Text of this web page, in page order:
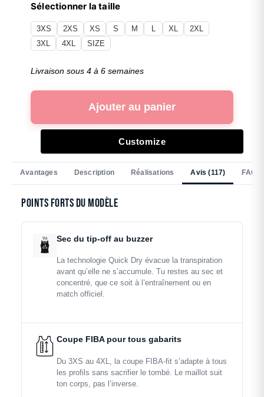
Sélectionner la taille
3XS 2XS XS S M L XL
2XL
3XL
4XL SIZE
Livraison sous 4 à 6 semaines
Ajouter au panier
Customize
Avantages Description Réalisations Avis (117) FAQ
Points forts du modèle
Sec du tip-off au buzzer
La technologie Quick Dry évacue la transpiration
avant qu’elle ne s’accumule. Tu restes au sec et
concentré, que ce soit à l’entraînement ou en
match officiel.
Coupe FIBA pour tous gabarits
Du 3XS au 4XL, la coupe FIBA-fit s’adapte à tous
les profils sans sacrifier le tombé. Le maillot suit
ton corps, pas l’inverse.